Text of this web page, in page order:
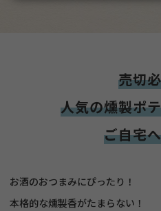
売切
人気の燻製ポ
ご自宅
お酒のおつまみにぴったり！
本格的な燻製香がたまらない！